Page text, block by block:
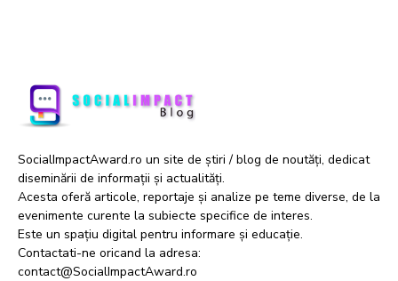
SocialImpactAward.ro un site de știri / blog de noutăți, dedicat
diseminării de informații și actualități.
Acesta oferă articole, reportaje și analize pe teme diverse, de la
evenimente curente la subiecte specifice de interes.
Este un spațiu digital pentru informare și educație.
Contactati-ne oricand la adresa:
contact@SocialImpactAward.ro